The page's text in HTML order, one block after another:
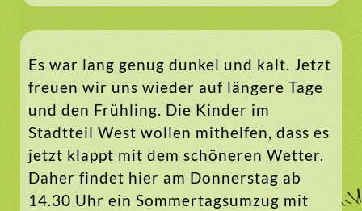
Es war lang genug dunkel und kalt. Jetzt
freuen wir uns wieder auf längere Tage
und den Frühling. Die Kinder im
Stadtteil West wollen mithelfen, dass es
jetzt klappt mit dem schöneren Wetter.
Daher findet hier am Donnerstag ab
14.30 Uhr ein Sommertagsumzug mit